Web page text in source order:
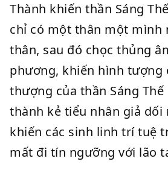
Thành khiến thần Sáng
chỉ có một thân một mình
thân, sau đó chọc thủng
phương, khiến hình tượng
thượng của thần Sáng
thành kẻ tiểu nhân giả dối
khiến các sinh linh trí tuệ
mất đi tín ngưỡng với lão